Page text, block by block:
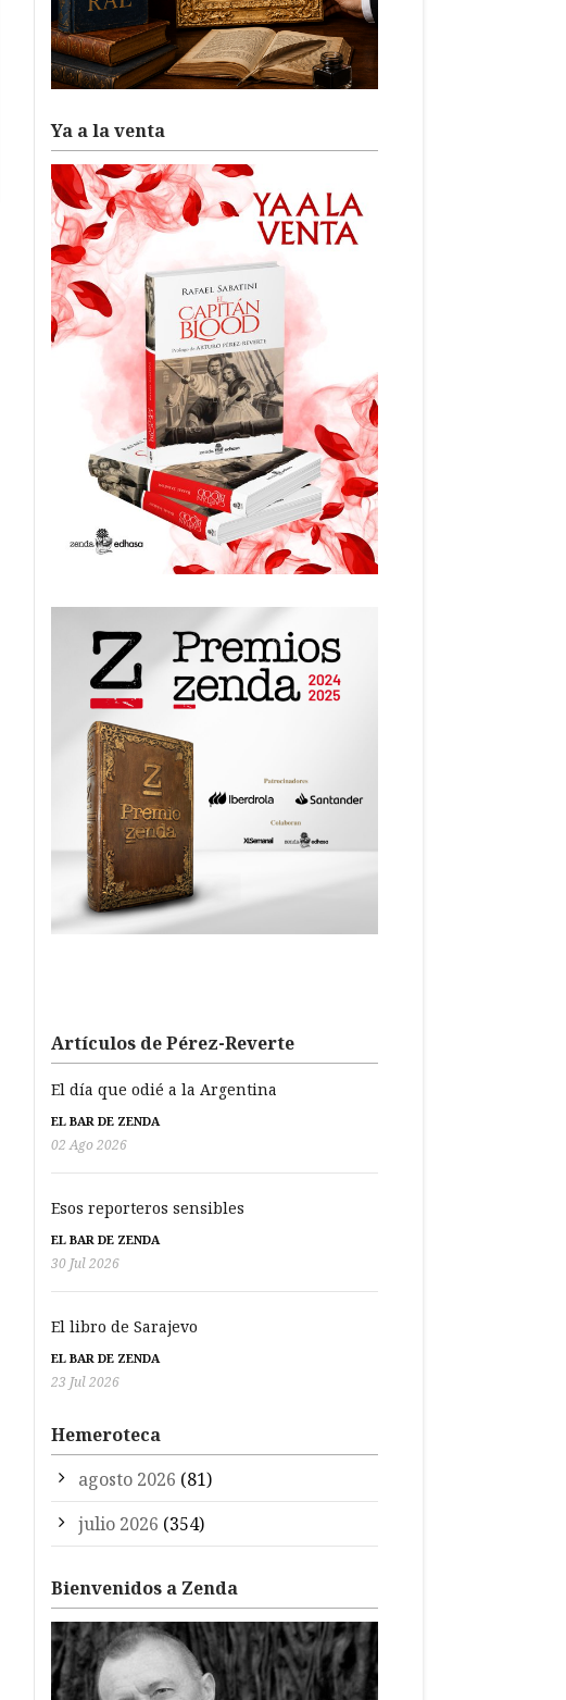
Ya a la venta
Artículos de Pérez-Reverte
El día que odié a la Argentina
EL BAR DE ZENDA
02 Ago 2026
Esos reporteros sensibles
EL BAR DE ZENDA
30 Jul 2026
El libro de Sarajevo
EL BAR DE ZENDA
23 Jul 2026
Hemeroteca
agosto 2026 (81)
julio 2026 (354)
Bienvenidos a Zenda